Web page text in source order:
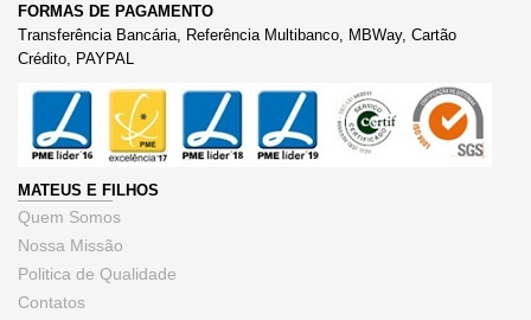
FORMAS DE PAGAMENTO
Transferência Bancária, Referência Multibanco, MBWay, Cartão
Crédito, PAYPAL
MATEUS E FILHOS
Quem Somos
Nossa Missão
Politica de Qualidade
Contatos